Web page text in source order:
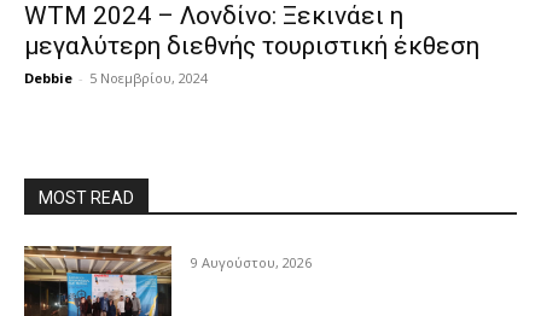
WTM 2024 – Λονδίνο: Ξεκινάει η
μεγαλύτερη διεθνής τουριστική έκθεση
Debbie - 5 Νοεμβρίου, 2024
MOST READ
9 Αυγούστου, 2026